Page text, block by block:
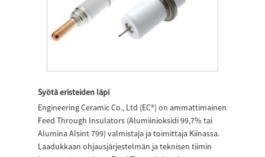
Syötä eristeiden läpi
Engineering Ceramic Co., Ltd (EC®) on ammattimainen
Feed Through Insulators (Alumiinioksidi 99,7% tai
Alumina Alsint 799) valmistaja ja toimittaja Kiinassa.
Laadukkaan ohjausjärjestelmän ja teknisen tiimin